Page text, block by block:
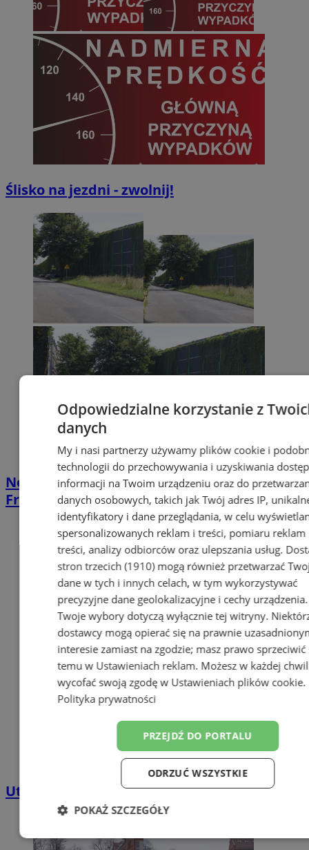
Ślisko na jezdni - zwolnij!
Nowe miejsca postojowe przy ul.
Franciszkańskiej
Utrudnienia na ul. Pszczyńskiej
Odpowiedzialne korzystanie z
danych
My i nasi partnerzy używamy plików cookie i
technologii do przechowywania i uzyskiwania
informacji na Twoim urządzeniu oraz do
danych osobowych, takich jak Twój adres IP,
identyfikatory i dane przeglądania, w celu
spersonalizowanych reklam i treści, pomiaru reklam
treści, analizy odbiorców oraz ulepszania usług.
stron trzecich (1910)mogą również przetwarzać
dane w tych i innych celach, w tym wykorzystywać
precyzyjne dane geolokalizacyjne i cechy urządzenia.
Twoje wybory dotyczą wyłącznie tej witryny.
dostawcy mogą opierać się na prawnie
interesie zamiast na zgodzie; masz prawo sprzeciwić
temu w Ustawieniach reklam. Możesz w każdej
wycofać swoją zgodę w Ustawieniach plików cookie.
Polityka prywatności
PRZEJDŹ DO PORTALU
ODRZUĆ WSZYSTKIE
POKAŻ SZCZEGÓŁY
Niezbędne Wydajność